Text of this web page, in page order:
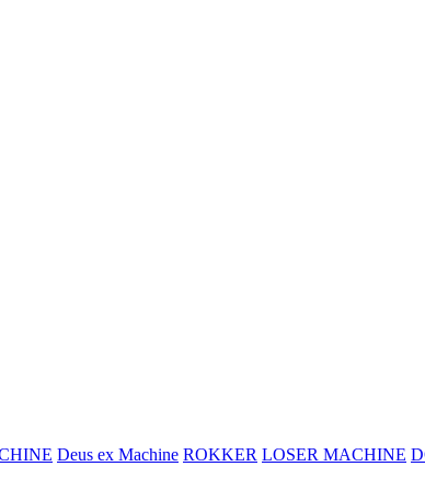
Deus ex Machine ROKKER LOSER MACHINE